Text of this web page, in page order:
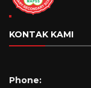
KONTAK KAMI
Phone: